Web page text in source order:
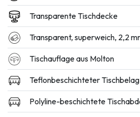
Transparente Tischdecke
Tischauflage aus Molton
Teflonbeschichteter Tischbelag